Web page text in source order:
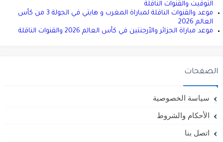
التوقيت والقنوات الناقلة
موعد والقنوات الناقلة لمباراة المغرب و هايتي في الجولة 3 من كأس
العالم 2026
موعد مباراة الجزائر والأرجنتين في كأس العالم 2026 والقنوات الناقلة
الصفحات
سياسة الخصوصية
الأحكام والشروط
اتصل بنا